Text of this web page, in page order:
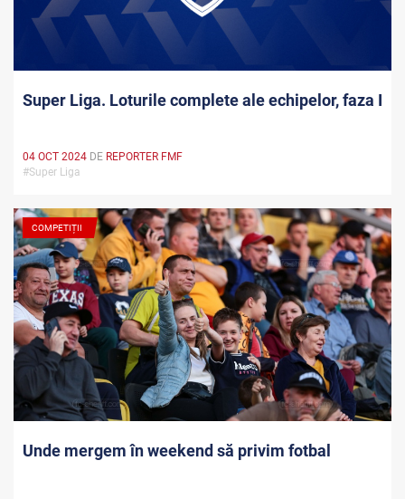
Super Liga. Loturile complete ale echipelor, faza I
04 OCT 2024 DE REPORTER FMF
#Super Liga
COMPETIȚII
Unde mergem în weekend să privim fotbal